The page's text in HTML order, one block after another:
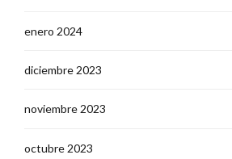
enero 2024
diciembre 2023
noviembre 2023
octubre 2023